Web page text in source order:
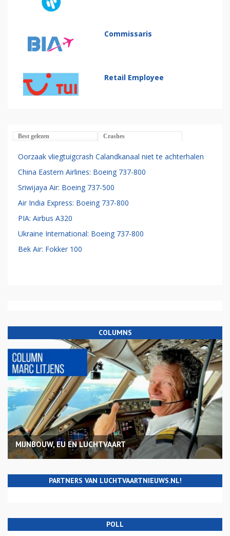
Commissaris
Retail Employee
Best gelezen Crashes
Oorzaak vliegtuigcrash Calandkanaal niet te achterhalen
China Eastern Airlines: Boeing 737-800
Sriwijaya Air: Boeing 737-500
Air India Express: Boeing 737-800
PIA: Airbus A320
Ukraine International: Boeing 737-800
Bek Air: Fokker 100
COLUMNS
MIJNBOUW, EU EN LUCHTVAART
PARTNERS VAN LUCHTVAARTNIEUWS.NL!
POLL